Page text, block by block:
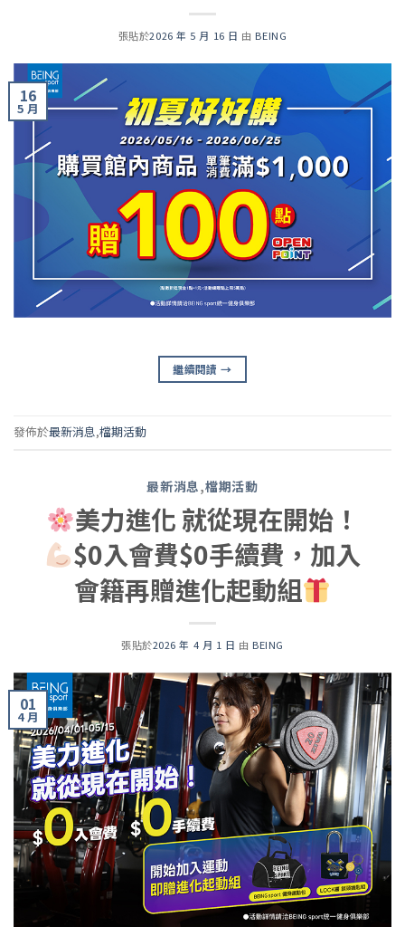
張貼於2026 年 5 月 16 日 由 BEING
16
5 月
繼續閱讀→
發佈於最新消息,檔期活動
最新消息,檔期活動
美力進化 就從現在開始！
$0入會費$0手續費，加入
會籍再贈進化起動組
張貼於2026 年 4 月 1 日 由 BEING
01
4 月